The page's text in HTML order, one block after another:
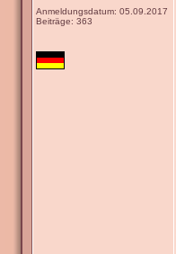
Anmeldungsdatum: 05.09.2017
Beiträge: 363